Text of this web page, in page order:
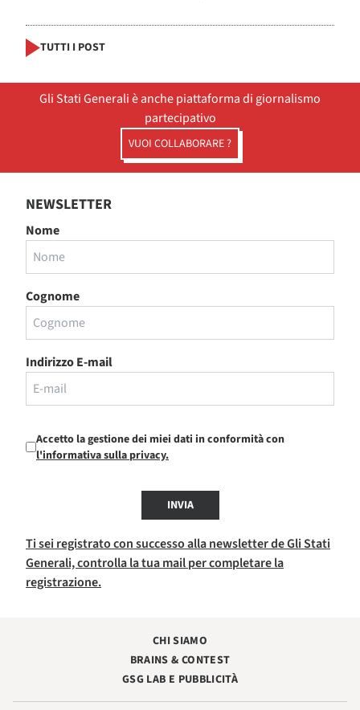
TUTTI I POST
Gli Stati Generali è anche piattaforma di giornalismo
partecipativo
VUOI COLLABORARE ?
NEWSLETTER
Nome
Cognome
Indirizzo E-mail
Accetto la gestione dei miei dati in conformità con
l'informativa sulla privacy.
INVIA
Ti sei registrato con successo alla newsletter de Gli Stati
Generali, controlla la tua mail per completare la
registrazione.
CHI SIAMO
BRAINS & CONTEST
GSG LAB E PUBBLICITÀ